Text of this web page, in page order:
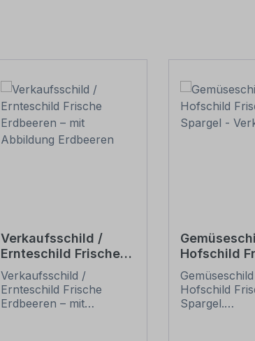
Verkaufsschild /
Ernteschild Frische
Erdbeeren – mit
Abbildung Erdbeeren
Verkaufsschild /
Ernteschild Frische
Erdbeeren – mit
Hofschild
Spargel -
Hofschild
Spargel.